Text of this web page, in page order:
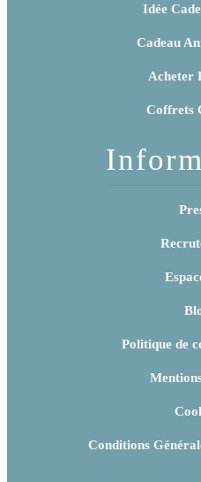
Idée
Cadeau
Acheter
Coffrets
Politique de
Conditions